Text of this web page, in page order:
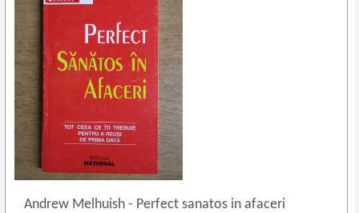
Andrew Melhuish- Perfect sanatos in afaceri